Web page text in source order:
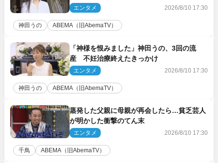
エンタメ 2026/8/10 17:30
神田うの ABEMA（旧AbemaTV）
「神様を恨みました」神田うの、3回の流
産 不妊治療終えたきっかけ
エンタメ 2026/8/10 17:30
神田うの ABEMA（旧AbemaTV）
蒸発した父親に母親が再会したら…貧乏芸人
が明かした衝撃のてん末
エンタメ 2026/8/10 17:30
千鳥 ABEMA（旧AbemaTV）